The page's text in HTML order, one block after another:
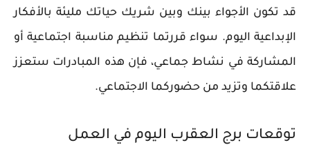
قد تكون الأجواء بينك وبين شريك حياتك مليئة بالأفكار
الإبداعية اليوم. سواء قررتما تنظيم مناسبة اجتماعية أو
المشاركة في نشاط جماعي، فإن هذه المبادرات ستعزز
علاقتكما وتزيد من حضوركما الاجتماعي.
توقعات برج العقرب اليوم في العمل